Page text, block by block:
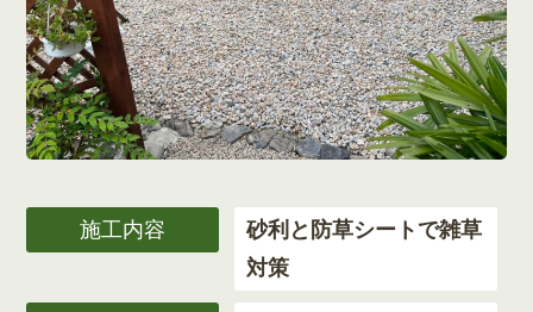
施工内容
砂利と防草シートで雑草
対策